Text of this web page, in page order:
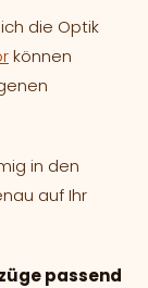
die Optik
können
in den
auf Ihr
passend